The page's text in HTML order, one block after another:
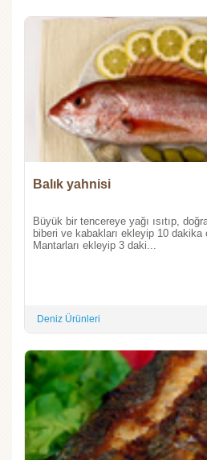
Balık yahnisi
Büyük bir tencereye yağı ısıtıp,
biberi ve kabakları ekleyip 10 dakika
Mantarları ekleyip 3 daki...
Deniz Ürünleri